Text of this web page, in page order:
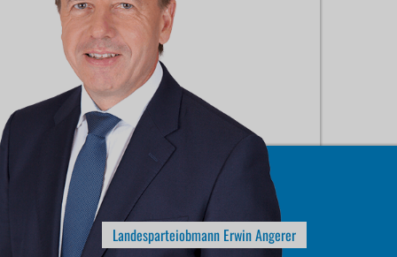
Landesparteiobmann Erwin Angerer